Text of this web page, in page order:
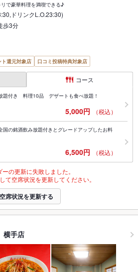
で豪華料理を満喫できる♪
ドリンクL.O.23:30)
歩3分
ト還元対象店 口コミ投稿特典対象店
コース
題付き 料理10品 デザートも食べ放題！
5,000円 （税込）
国の銘酒飲み放題付きとグレードアップしたお料
6,500円 （税込）
ーの更新に失敗しました。
て空席状況を更新してください。
空席状況を更新する
手店